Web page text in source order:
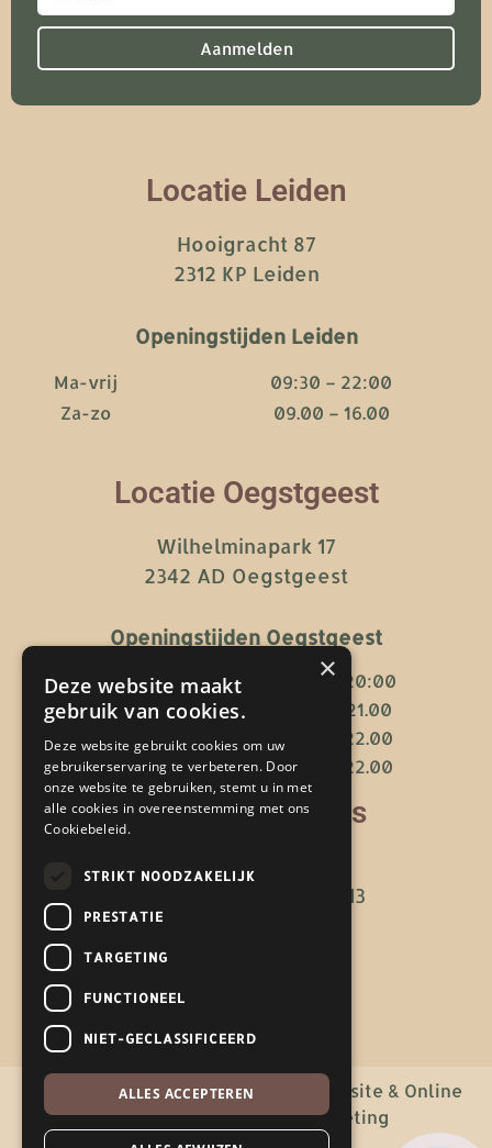
Aanmelden
Locatie Leiden
Hooigracht 87
2312 KP Leiden
Openingstijden Leiden
Ma-vrij
09:30 – 22:00
Za-zo
09.00 – 16.00
Locatie Oegstgeest
Wilhelminapark 17
2342 AD Oegstgeest
Openingstijden Oegstgeest
Ma-di
09:30 – 20:00
Wo-vrij
09.30 – 21.00
09.30 – 22.00
Z0
10.00 – 22.00
Contactgegevens
KvK: 76862844
NL25 RABO 0351 2428 13
Informatie
© 2026 Spa Massages & Rituals | Website & Online
Marketing doorMADE Marketing
×
Deze website maakt
gebruik van cookies.
Deze website gebruikt cookies om uw
gebruikerservaring te verbeteren. Door
onze website te gebruiken, stemt u in met
alle cookies in overeenstemming met ons
Cookiebeleid.
STRIKT NOODZAKELIJK
PRESTATIE
TARGETING
FUNCTIONEEL
NIET-GECLASSIFICEERD
ALLES ACCEPTEREN